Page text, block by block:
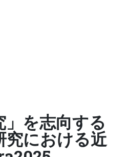
」を志向する
究における近